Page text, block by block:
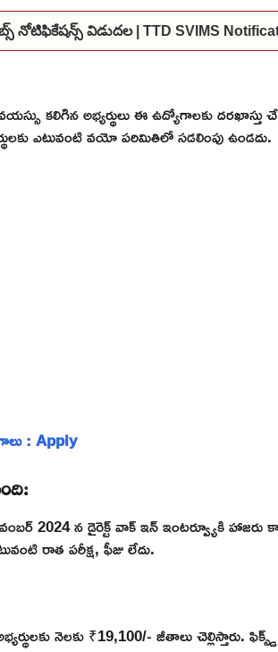
నోటిఫికేషన్స్ విడుదల | TTD SVIMS
కలిగిన అభ్యర్థులు ఈ ఉద్యోగాలకు దరఖాస్తు
ఎటువంటి వయో పరిమితిలో సడలింపు ఉండదు.
: Apply
2024 న డైరెక్ట్ వాక్ ఇన్ ఇంటర్వ్యూకి
రాత పరీక్ష, ఫీజు లేదు.
నెలకు ₹19,100/- జీతాలు చెల్లిస్తారు.